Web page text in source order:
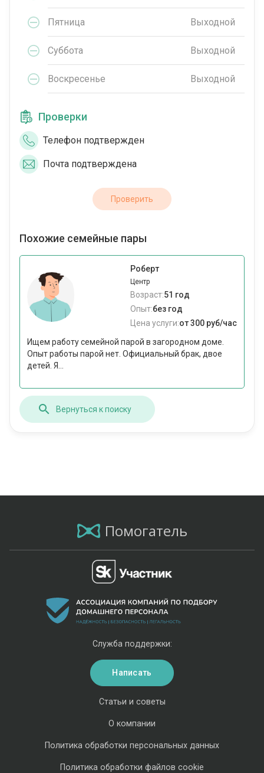
Пятница Выходной
Суббота Выходной
Воскресенье Выходной
Проверки
Телефон подтвержден
Почта подтверждена
Проверить
Похожие семейные пары
Роберт
Центр
Возраст:51 год
Опыт:без год
Цена услуги:от 300 руб/час
Ищем работу семейной парой в загородном доме.
Опыт работы парой нет. Официальный брак, двое
детей. Я...
Вернуться к поиску
Помогатель
Статьи и советы
О компании
Политика обработки персональных данных
Политика обработки файлов cookie
Служба поддержки:
Написать